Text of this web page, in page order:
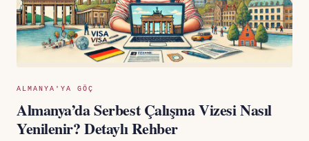
ALMANYA'YA GÖÇ
Almanya’da Serbest Çalışma Vizesi Nasıl
Yenilenir? Detaylı Rehber